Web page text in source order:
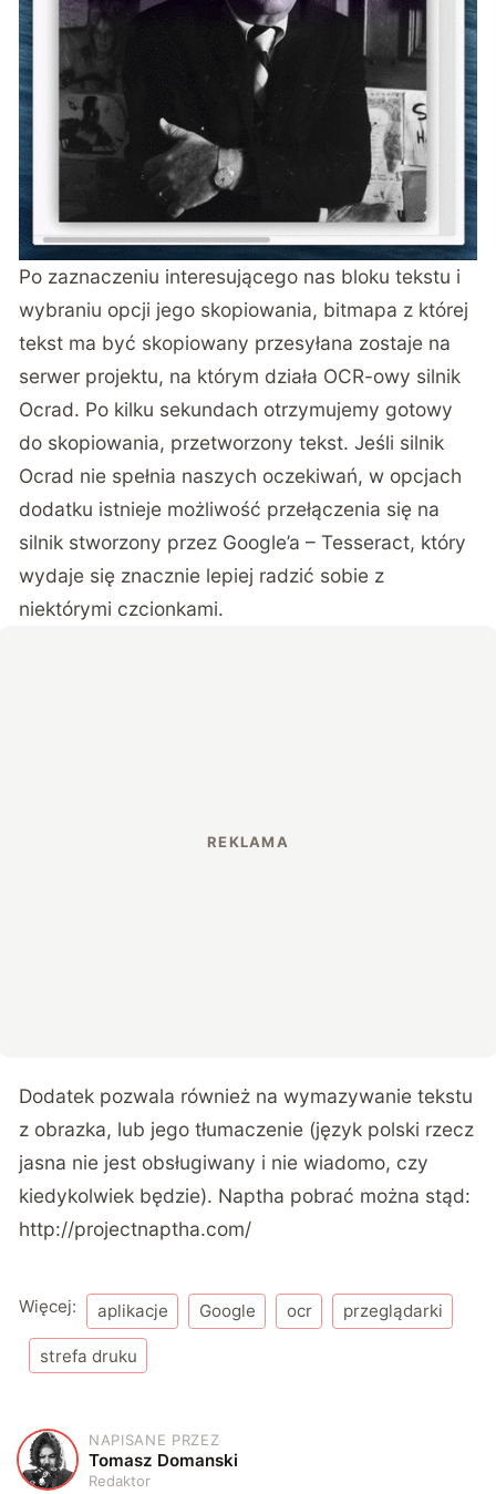
Po zaznaczeniu interesującego nas bloku tekstu i
wybraniu opcji jego skopiowania, bitmapa z której
tekst ma być skopiowany przesyłana zostaje na
serwer projektu, na którym działa OCR-owy silnik
Ocrad. Po kilku sekundach otrzymujemy gotowy
do skopiowania, przetworzony tekst. Jeśli silnik
Ocrad nie spełnia naszych oczekiwań, w opcjach
dodatku istnieje możliwość przełączenia się na
silnik stworzony przez Google’a – Tesseract, który
wydaje się znacznie lepiej radzić sobie z
niektórymi czcionkami.
Dodatek pozwala również na wymazywanie tekstu
z obrazka, lub jego tłumaczenie (język polski rzecz
jasna nie jest obsługiwany i nie wiadomo, czy
kiedykolwiek będzie). Naptha pobrać można stąd:
http://projectnaptha.com/
Więcej: aplikacje Google ocr przeglądarki
strefa druku
T
NAPISANE PRZEZ
Tomasz Domanski
Redaktor